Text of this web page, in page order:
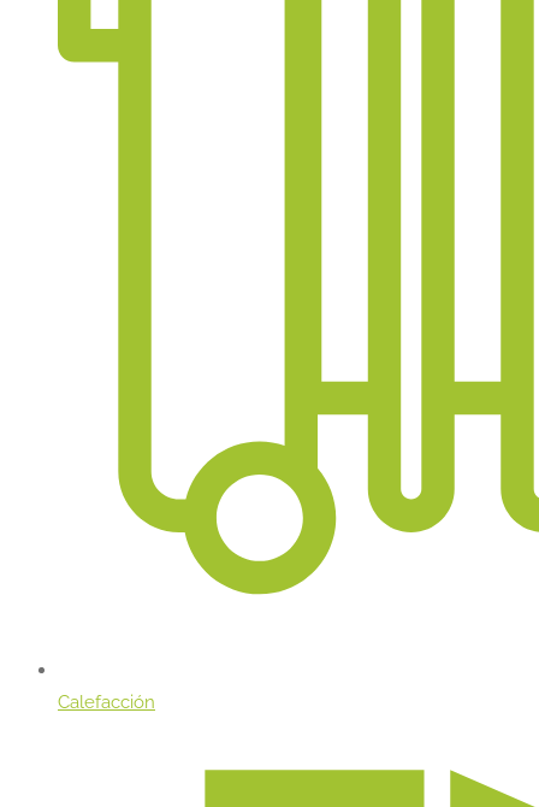
Calefacción